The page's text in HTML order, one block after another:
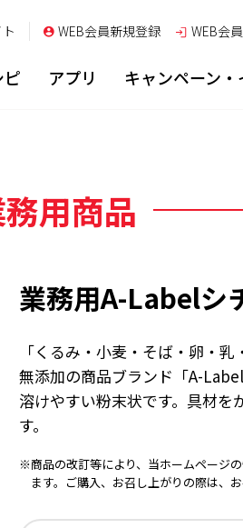
WEB会員新規登録 WEB会員
アプリ キャンペーン・
用商品
業務用A-Labelシ
「くるみ・小麦・そば・卵・
無添加の商品ブランド「A-
溶けやすい粉末状です。具材を
す。
※商品の改訂等により、当ホームページ
ます。ご購入、お召し上がりの際は、